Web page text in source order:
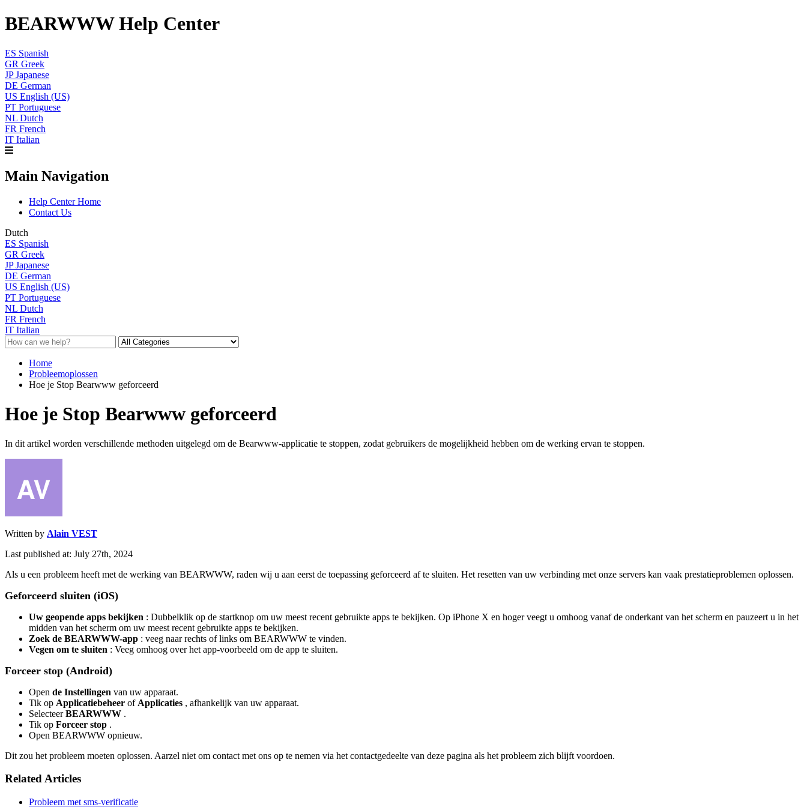
BEARWWW Help Center
ES Spanish
GR Greek
JP Japanese
DE German
US English (US)
PT Portuguese
NL Dutch
FR French
IT Italian
Main Navigation
Help Center Home
Contact Us
Dutch
ES Spanish
GR Greek
JP Japanese
DE German
US English (US)
PT Portuguese
NL Dutch
FR French
IT Italian
Home
Probleemoplossen
Hoe je Stop Bearwww geforceerd
Hoe je Stop Bearwww geforceerd
In dit artikel worden verschillende methoden uitgelegd om de Bearwww-applicatie te stoppen, zodat gebruikers de mogelijkheid hebben om de werking ervan te stoppen.
Written by Alain VEST
Last published at: July 27th, 2024
Als u een probleem heeft met de werking van BEARWWW, raden wij u aan eerst de toepassing geforceerd af te sluiten. Het resetten van uw verbinding met onze servers kan vaak prestatieproblemen oplossen.
Geforceerd sluiten (iOS)
Uw geopende apps bekijken : Dubbelklik op de startknop om uw meest recent gebruikte apps te bekijken. Op iPhone X en hoger veegt u omhoog vanaf de onderkant van het scherm en pauzeert u in het
midden van het scherm om uw meest recent gebruikte apps te bekijken.
Zoek de BEARWWW-app : veeg naar rechts of links om BEARWWW te vinden.
Vegen om te sluiten : Veeg omhoog over het app-voorbeeld om de app te sluiten.
Forceer stop (Android)
Open de Instellingen van uw apparaat.
Tik op Applicatiebeheer of Applicaties , afhankelijk van uw apparaat.
SelecteerBEARWWW .
Tik op Forceer stop .
Open BEARWWW opnieuw.
Dit zou het probleem moeten oplossen. Aarzel niet om contact met ons op te nemen via het contactgedeelte van deze pagina als het probleem zich blijft voordoen.
Related Articles
Probleem met sms-verificatie